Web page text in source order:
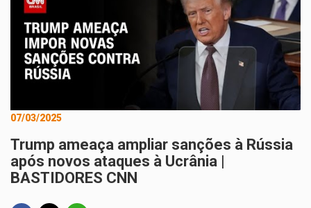
07/03/2025
Trump ameaça ampliar sanções à Rússia
após novos ataques à Ucrânia |
BASTIDORES CNN